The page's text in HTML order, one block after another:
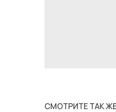
СМОТРИТЕ ТАК